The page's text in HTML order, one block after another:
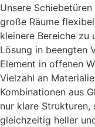
Unsere
große Räume
kleinere Bereiche zu
Lösung in beengten
Element in offenen
Vielzahl an
Kombinationen aus
nur klare Strukturen,
gleichzeitig heller